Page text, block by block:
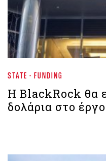
STATE - FUNDING
Η BlackRock θα
δολάρια στο